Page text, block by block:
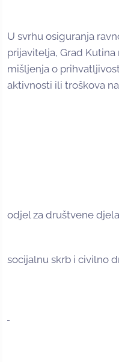
U svrhu osiguranja
prijavitelja, Grad
mišljenja o
aktivnosti ili troškova
odjel za društvene
socijalnu skrb i civilno